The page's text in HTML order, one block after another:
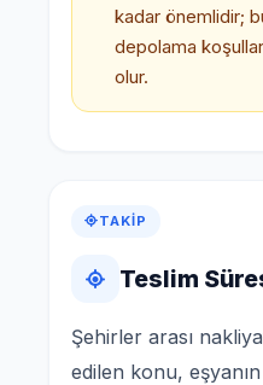
kadar önemlidir;
depolama
olur.
TAKIP
Teslim
Şehirler arası
edilen konu,